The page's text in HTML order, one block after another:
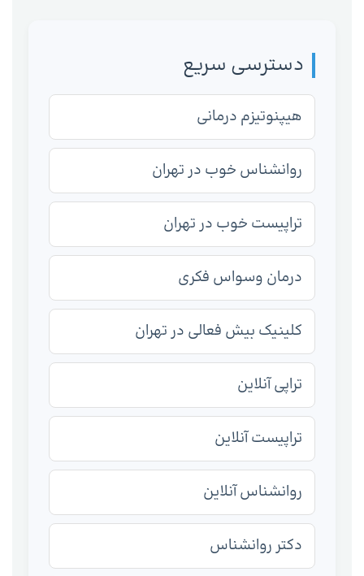
دسترسی سریع
هیپنوتیزم درمانی
روانشناس خوب در تهران
تراپیست خوب در تهران
درمان وسواس فکری
کلینیک بیش فعالی در تهران
تراپی آنلاین
تراپیست آنلاین
روانشناس آنلاین
دکتر روانشناس